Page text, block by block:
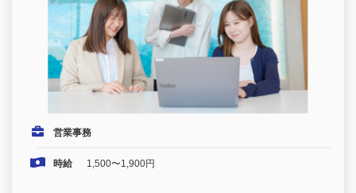
営業事務
時給 1,500〜1,900円